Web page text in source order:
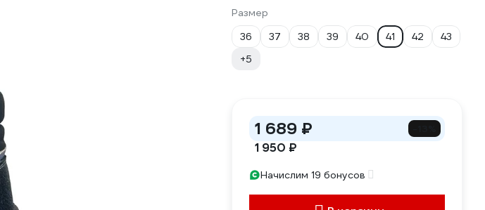
Размер
36
37 38 39 40 41 42
43
+5
1 689 ₽
1 950 ₽
Начислим 19 бонусов